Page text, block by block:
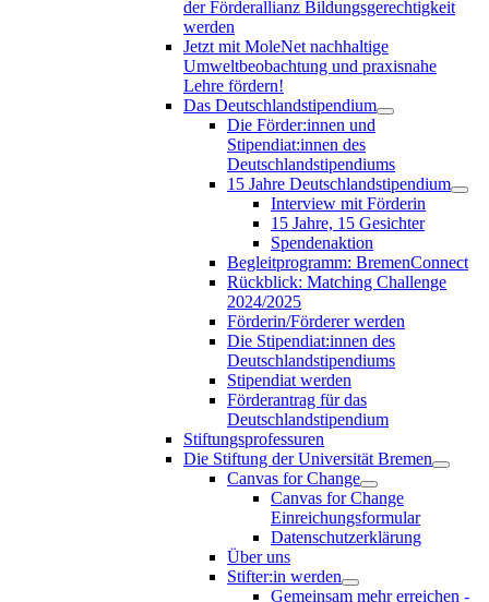
der Förderallianz Bildungsgerechtigkeit
werden
Jetzt mit MoleNet nachhaltige
Umweltbeobachtung und praxisnahe
Lehre fördern!
Das Deutschlandstipendium
Die Förder:innen und
Stipendiat:innen des
Deutschlandstipendiums
15 Jahre Deutschlandstipendium
Interview mit Förderin
15 Jahre, 15 Gesichter
Spendenaktion
Begleitprogramm: BremenConnect
Rückblick: Matching Challenge
2024/2025
Förderin/Förderer werden
Die Stipendiat:innen des
Deutschlandstipendiums
Stipendiat werden
Förderantrag für das
Deutschlandstipendium
Stiftungsprofessuren
Die Stiftung der Universität Bremen
Canvas for Change
Canvas for Change
Einreichungsformular
Datenschutzerklärung
Über uns
Stifter:in werden
Gemeinsam mehr erreichen -